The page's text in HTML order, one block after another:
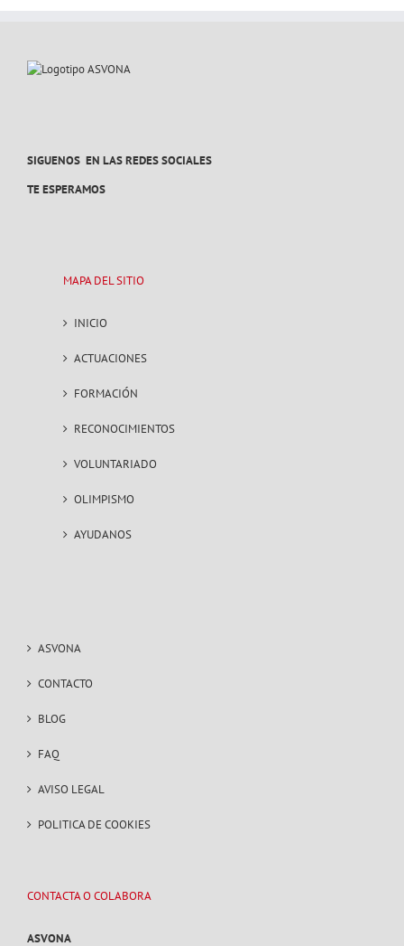
SIGUENOS EN LAS REDES SOCIALES
TE ESPERAMOS
MAPA DEL SITIO
INICIO
ACTUACIONES
FORMACIÓN
RECONOCIMIENTOS
VOLUNTARIADO
OLIMPISMO
AYUDANOS
ASVONA
CONTACTO
BLOG
FAQ
AVISO LEGAL
POLITICA DE COOKIES
CONTACTA O COLABORA
ASVONA